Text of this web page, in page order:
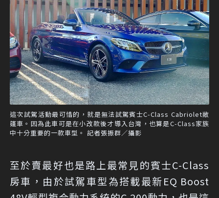
這次試駕活動最可惜的，就是無法試駕賓士C-Class Cabriolet敞
篷車。因為此車可是在小改款後才導入台灣，也算是C-Class家族
中十分重要的一款車型。 記者張振群／攝影
至於賣最好也是路上最常見的賓士C-Class
房車，由於試駕車型為搭載最新EQ Boost